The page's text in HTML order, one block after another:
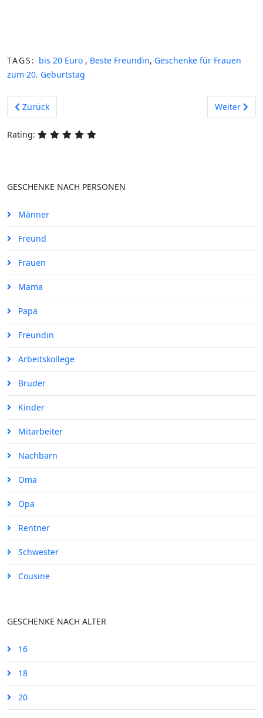
TAGS: bis 20 Euro , Beste Freundin, Geschenke für Frauen
zum 20. Geburtstag
Vorheriger Beitrag: Bier aus aller Welt zum 20. Geburtstag
Zurück Nächster
Weiter
Rating:
GESCHENKE NACH PERSONEN
Männer
Freund
Frauen
Mama
Papa
Freundin
Arbeitskollege
Bruder
Kinder
Mitarbeiter
Nachbarn
Oma
Opa
Rentner
Schwester
Cousine
GESCHENKE NACH ALTER
16
18
20